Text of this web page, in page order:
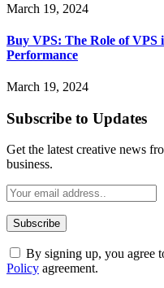
March 19, 2024
Buy VPS: The Role of VPS
Performance
March 19, 2024
Subscribe to Updates
Get the latest creative news
business.
By signing up, you agree
Policy agreement.